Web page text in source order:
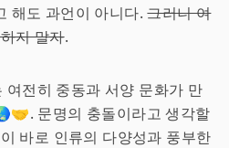
해도 과언이 아니다.그러니 여
지 말자.
전히 중동과 서양 문화가 만
문명의 충돌이라고 생각할
바로 인류의 다양성과 풍부한